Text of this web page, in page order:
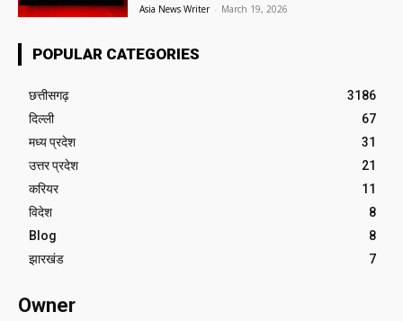
Asia News Writer - March 19, 2026
POPULAR CATEGORIES
छत्तीसगढ़
3186
दिल्ली
67
मध्य प्रदेश
31
उत्तर प्रदेश
21
करियर
11
विदेश
8
Blog
8
झारखंड
7
Owner